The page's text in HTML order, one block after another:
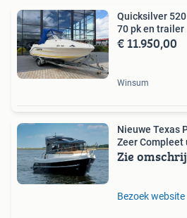
Quicksilver
70 pk en trailer
€ 11.950,00
Winsum
Nieuwe Texas
Zeer Compleet
Zie
Bezoek website